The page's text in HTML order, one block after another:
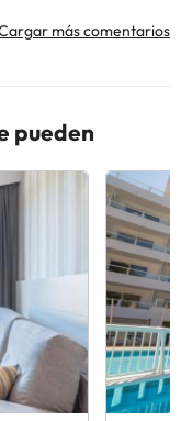
más comentarios
pueden